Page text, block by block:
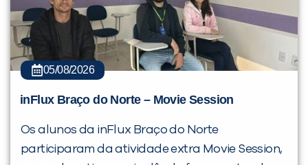
05/08/2026
inFlux Braço do Norte – Movie Session
Os alunos da inFlux Braço do Norte
participaram da atividade extra Movie Session,